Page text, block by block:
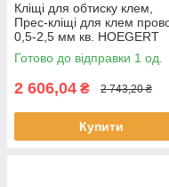
Кліщі для обтиску клем,
Прес-кліщі для клем
0,5-2,5 мм кв. HOEGERT
Готово до відправки 1 од.
2 606,04 ₴ 2 743,20 ₴
Купити